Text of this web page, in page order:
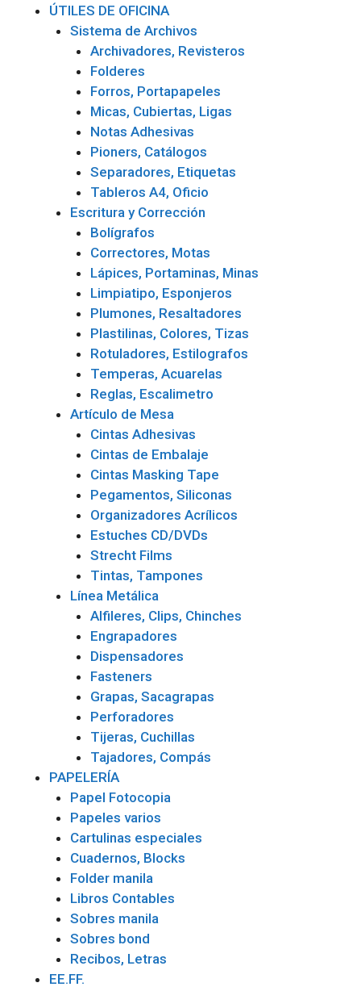
ÚTILES DE OFICINA
Sistema de Archivos
Archivadores, Revisteros
Folderes
Forros, Portapapeles
Micas, Cubiertas, Ligas
Notas Adhesivas
Pioners, Catálogos
Separadores, Etiquetas
Tableros A4, Oficio
Escritura y Corrección
Bolígrafos
Correctores, Motas
Lápices, Portaminas, Minas
Limpiatipo, Esponjeros
Plumones, Resaltadores
Plastilinas, Colores, Tizas
Rotuladores, Estilografos
Temperas, Acuarelas
Reglas, Escalimetro
Artículo de Mesa
Cintas Adhesivas
Cintas de Embalaje
Cintas Masking Tape
Pegamentos, Siliconas
Organizadores Acrílicos
Estuches CD/DVDs
Strecht Films
Tintas, Tampones
Línea Metálica
Alfileres, Clips, Chinches
Engrapadores
Dispensadores
Fasteners
Grapas, Sacagrapas
Perforadores
Tijeras, Cuchillas
Tajadores, Compás
PAPELERÍA
Papel Fotocopia
Papeles varios
Cartulinas especiales
Cuadernos, Blocks
Folder manila
Libros Contables
Sobres manila
Sobres bond
Recibos, Letras
EE.FF.